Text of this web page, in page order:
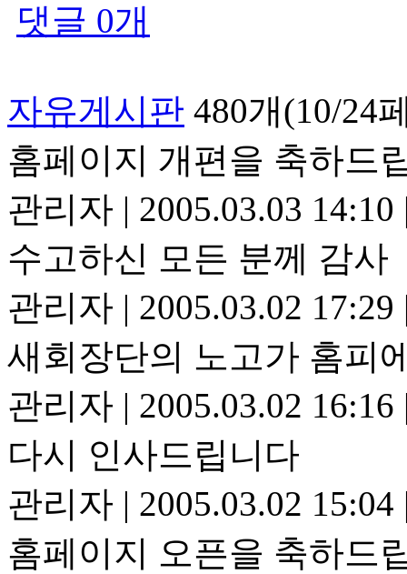
댓글 0개
자유게시판 480개(10/24
홈페이지 개편을 축하드
관리자 | 2005.03.03 14:10
수고하신 모든 분께 감사
관리자 | 2005.03.02 17:29
새회장단의 노고가 홈피
관리자 | 2005.03.02 16:16
다시 인사드립니다
관리자 | 2005.03.02 15:04
홈페이지 오픈을 축하드